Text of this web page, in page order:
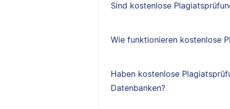
Sind kostenlose
Wie funktionieren kostenlose
Haben kostenlose
Datenbanken?